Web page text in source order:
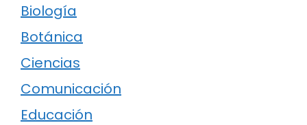
Biología
Botánica
Ciencias
Comunicación
Educación